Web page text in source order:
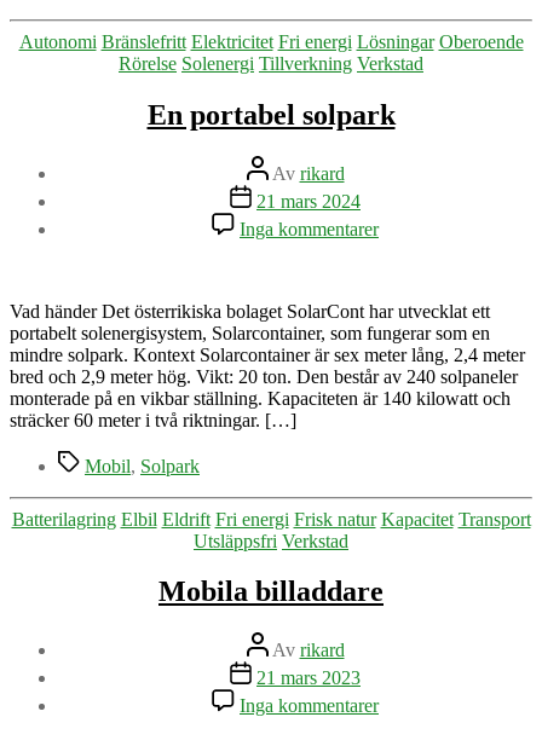
Kategorier
Autonomi Bränslefritt Elektricitet Fri energi Lösningar Oberoende
Rörelse Solenergi Tillverkning Verkstad
En portabel solpark
Inläggsförfattare
Av rikard
Inläggsdatum
21 mars 2024
Inga kommentarertill
En
Vad händer Det österrikiska bolaget SolarCont har utvecklat ett
portabelt solenergisystem, Solarcontainer, som fungerar som en
mindre solpark. Kontext Solarcontainer är sex meter lång, 2,4 meter
bred och 2,9 meter hög. Vikt: 20 ton. Den består av 240 solpaneler
monterade på en vikbar ställning. Kapaciteten är 140 kilowatt och
sträcker 60 meter i två riktningar. […]
Etiketter
Mobil, Solpark
Kategorier
Batterilagring Elbil Eldrift Fri energi Frisk natur Kapacitet Transport
Utsläppsfri Verkstad
Mobila billaddare
Inläggsförfattare
Av rikard
Inläggsdatum
21 mars 2023
Inga kommentarertill
Mobila